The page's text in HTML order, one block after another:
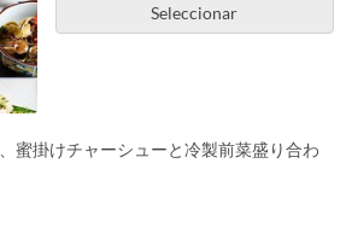
Seleccionar
蜜掛けチャーシューと冷製前菜盛り合わ